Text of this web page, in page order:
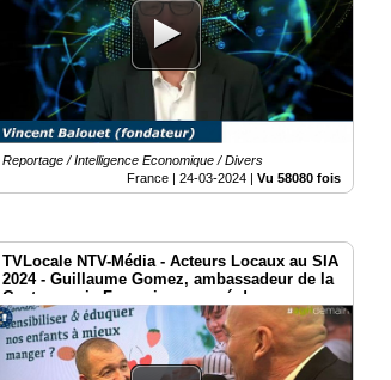
Reportage / Intelligence Economique / Divers
France |24-03-2024 |Vu 58080 fois
TVLocale NTV-Média - Acteurs Locaux au SIA
2024 - Guillaume Gomez, ambassadeur de la
Gastronomie Française engagé dans
"l’éducation alimentaire des jeunes"